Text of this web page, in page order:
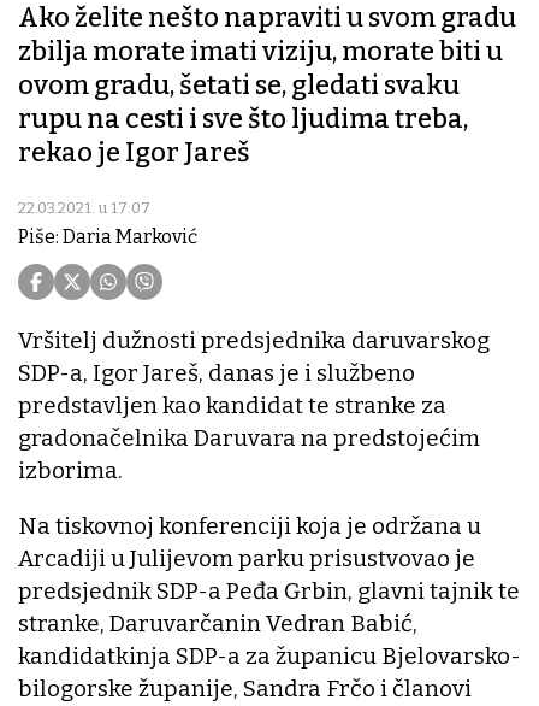
Ako želite nešto napraviti u svom gradu
zbilja morate imati viziju, morate biti u
ovom gradu, šetati se, gledati svaku
rupu na cesti i sve što ljudima treba,
rekao je Igor Jareš
22.03.2021. u 17:07
Piše: Daria Marković
Vršitelj dužnosti predsjednika daruvarskog
SDP-a, Igor Jareš, danas je i službeno
predstavljen kao kandidat te stranke za
gradonačelnika Daruvara na predstojećim
izborima.
Na tiskovnoj konferenciji koja je održana u
Arcadiji u Julijevom parku prisustvovao je
predsjednik SDP-a Peđa Grbin, glavni tajnik te
stranke, Daruvarčanin Vedran Babić,
kandidatkinja SDP-a za županicu Bjelovarsko-
bilogorske županije, Sandra Frčo i članovi